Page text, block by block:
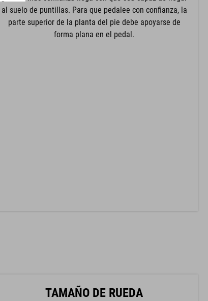
al suelo de puntillas. Para que pedalee con confianza, la
parte superior de la planta del pie debe apoyarse de
forma plana en el pedal.
TAMAÑO DE RUEDA